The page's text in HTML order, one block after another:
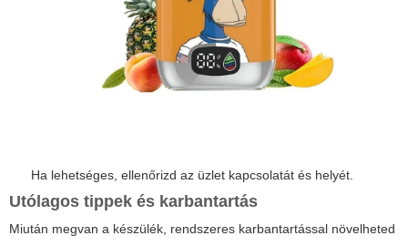
Ha lehetséges, ellenőrizd az üzlet kapcsolatát és helyét.
Utólagos tippek és karbantartás
Miután megvan a készülék, rendszeres karbantartással növelheted